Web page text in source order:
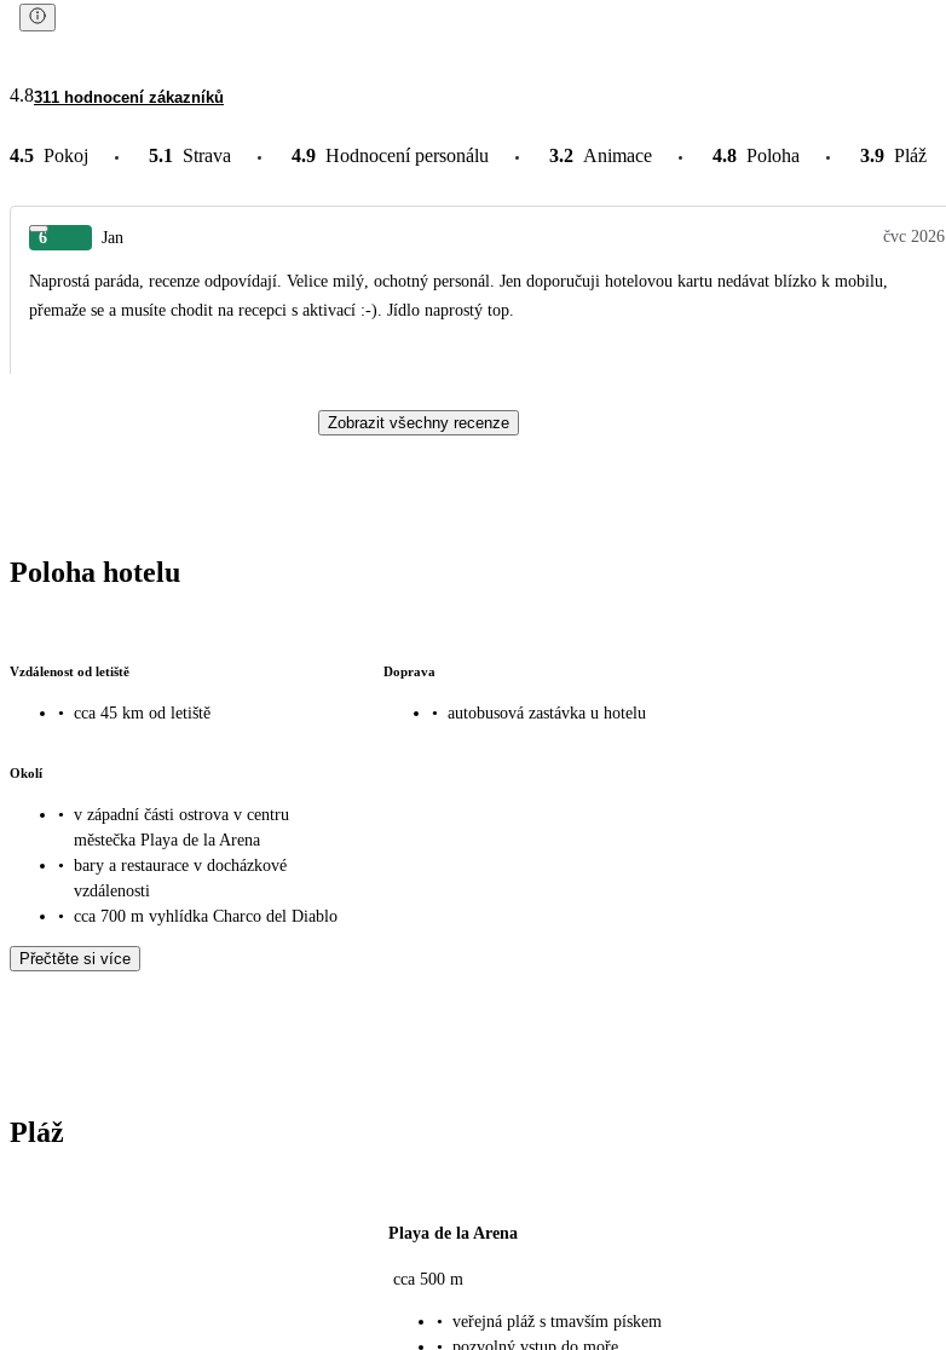
4.8311 hodnocení zákazníků
4.5 Pokoj 5.1 Strava 4.9 Hodnocení personálu 3.2 Animace 4.8 Poloha 3.9 Pláž
6 Jan čvc 2026
Naprostá paráda, recenze odpovídají. Velice milý, ochotný personál. Jen doporučuji hotelovou kartu nedávat blízko k mobilu,
přemaže se a musíte chodit na recepci s aktivací :-). Jídlo naprostý top.
Zobrazit všechny recenze
Poloha hotelu
Vzdálenost od letiště
• cca 45 km od letiště
Doprava
• autobusová zastávka u hotelu
Okolí
• v západní části ostrova v centru
městečka Playa de la Arena
• bary a restaurace v docházkové
vzdálenosti
• cca 700 m vyhlídka Charco del Diablo
Přečtěte si více
Pláž
Playa de la Arena
cca 500 m
• veřejná pláž s tmavším pískem